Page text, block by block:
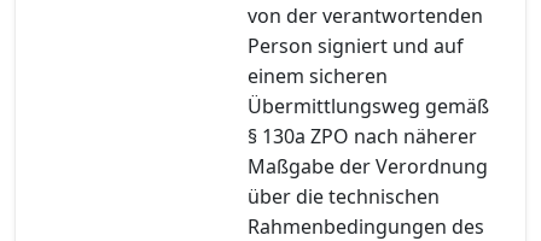
von der verantwortenden
Person signiert und auf
einem sicheren
Übermittlungsweg gemäß
§ 130a ZPO nach näherer
Maßgabe der Verordnung
über die technischen
Rahmenbedingungen des